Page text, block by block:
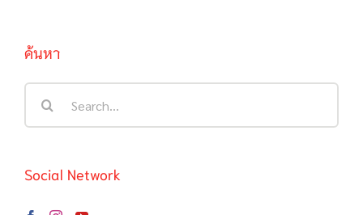
ค้นหา
Social Network